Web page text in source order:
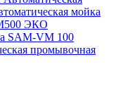
мойка
ЭКО
SAM-VM 100
промывочная